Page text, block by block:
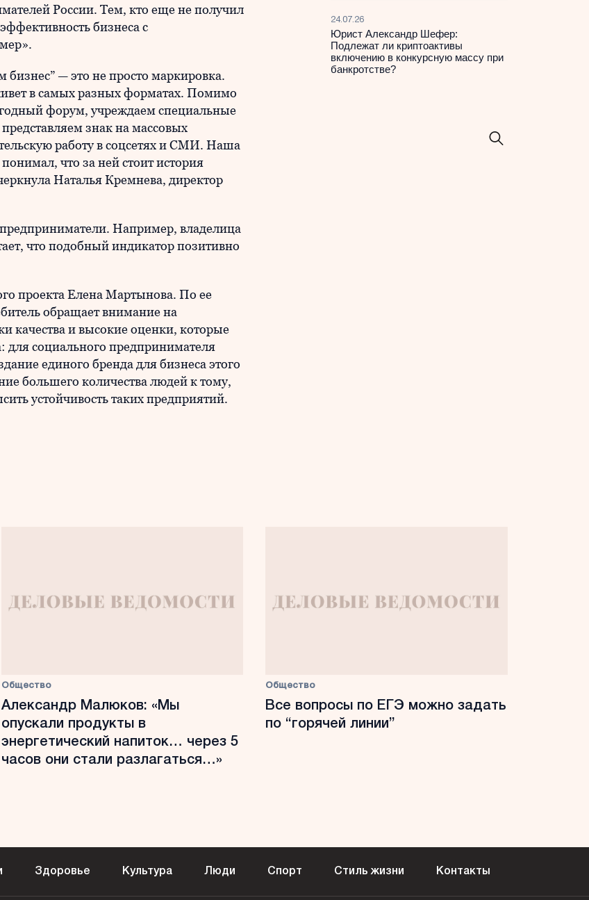
России. Тем, кто еще не получил
бизнеса с
— это не просто маркировка.
в самых разных форматах. Помимо
форум, учреждаем специальные
знак на массовых
работу в соцсетях и СМИ. Наша
что за ней стоит история
Наталья Кремнева, директор
Например, владелица
что подобный индикатор позитивно
проекта Елена Мартынова. По ее
обращает внимание на
качества и высокие оценки, которые
социального предпринимателя
единого бренда для бизнеса этого
большего количества людей к тому,
устойчивость таких предприятий.
24.07.26
Юрист Александр Шефер:
Подлежат ли криптоактивы
включению в конкурсную массу при
банкротстве?
Общество
Александр Малюков: «Мы
опускали продукты в
энергетический напиток… через 5
часов они стали разлагаться…»
Общество
Все вопросы по ЕГЭ можно задать
по “горячей линии”
Здоровье Культура Люди Спорт Стиль жизни Контакты